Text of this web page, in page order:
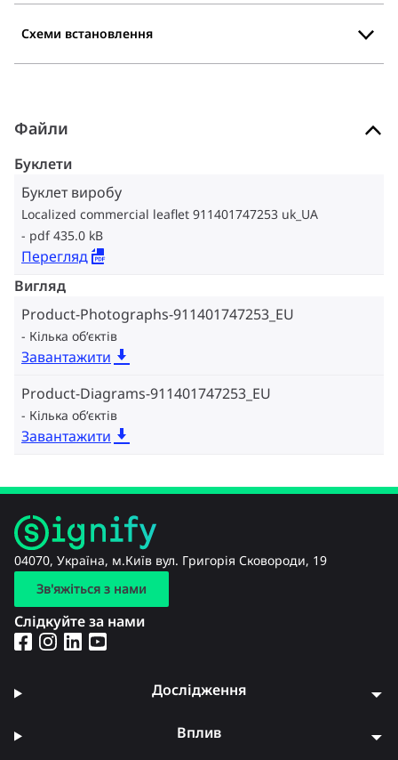
Схеми встановлення
Файли
Буклети
Буклет виробу
Localized commercial leaflet 911401747253 uk_UA
pdf 435.0 kB
Перегляд
Вигляд
Product-Photographs-911401747253_EU
Кілька об‘єктів
Завантажити
Product-Diagrams-911401747253_EU
Кілька об‘єктів
Завантажити
04070, Україна, м.Київ вул. Григорія Сковороди, 19
Зв'яжіться з нами
Слідкуйте за нами
Дослідження
Вплив